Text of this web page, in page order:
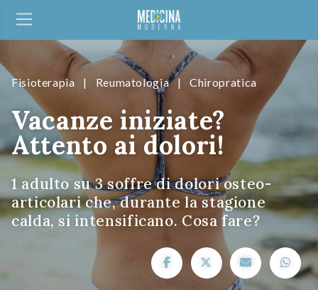
Fisioterapia | Reumatologia | Chiropratica
Vacanze iniziate?
Attento ai dolori!
1 adulto su 3 soffre di dolori osteo-
articolari che, durante la stagione
calda, si intensificano. Cosa fare?